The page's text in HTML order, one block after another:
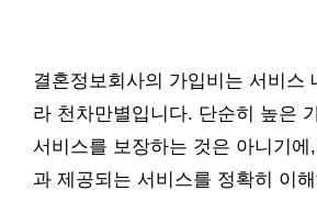
결혼정보회사의 가입비는 서비스
라 천차만별입니다. 단순히 높은
서비스를 보장하는 것은 아니기에
과 제공되는 서비스를 정확히 이